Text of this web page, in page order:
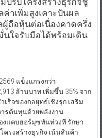
าเพิ่มสูงเคาะปันผล
ถือหุ้นต่อเนื่องคาดครึ่ง
นใจรับมือได้พร้อมเดิน
แข็งแกร่งกว่า
ล้านบาท เพิ่มขึ้น 35% จาก
ร็จของกลยุทธ์เชิงรุก เสริม
ารต้นทุนด้วยพลังงาน
งแคบฮอร์มุซทันท่วงที รักษา
ครงสร้างธุรกิจ เน้นสินค้า